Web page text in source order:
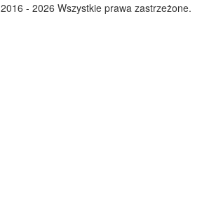
2016 - 2026 Wszystkie prawa zastrzeżone.